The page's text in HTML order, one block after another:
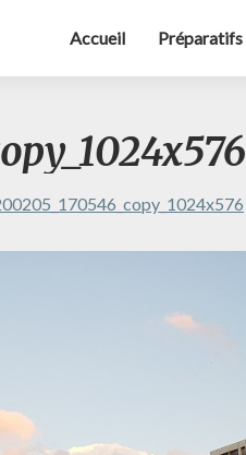
Accueil Préparatifs